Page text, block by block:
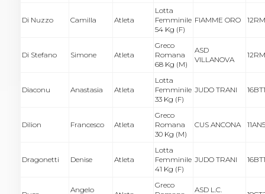
Di Nuzzo Camilla Atleta
Lotta
Femminile
54 Kg (F)
FIAMME ORO
Di Stefano Simone Atleta
Greco
Romana
68 Kg (M)
ASD
VILLANOVA
Diaconu Anastasia Atleta
Lotta
Femminile
33 Kg (F)
JUDO TRANI
Dilion Francesco Atleta
Greco
Romana
30 Kg (M)
CUS ANCONA
Dragonetti Denise Atleta
Lotta
Femminile
41 Kg (F)
JUDO TRANI
Angelo
Greco
ASD L.C.